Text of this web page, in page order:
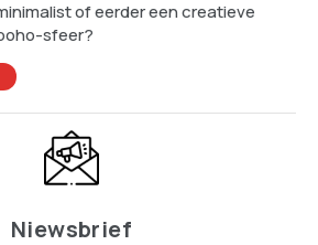
of eerder een creatieve
sfeer?
Niewsbrief